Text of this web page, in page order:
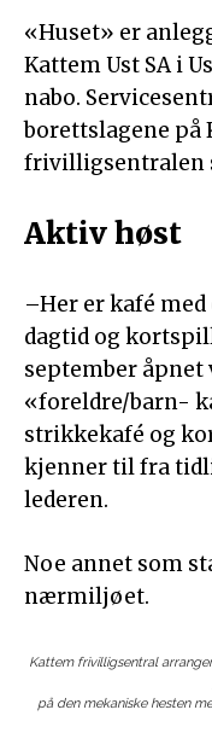
«Huset» er
Kattem Ust SA i
nabo.
borettslagene på
frivilligsentralen
Aktiv høst
–Her er kafé
dagtid og
september
«foreldre/barn-
strikkekafé og
kjenner til fra
lederen.
Noe annet som
nærmiljøet.
Kattem frivilligsentral
på den mekaniske hesten